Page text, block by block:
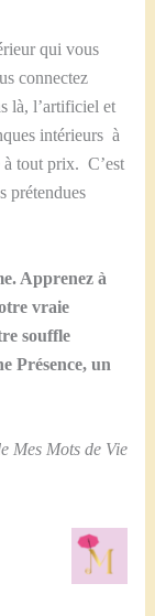
qui vous
connectez
là, l’artificiel et
intérieurs à
à tout prix. C’est
prétendues
Apprenez à
vraie
souffle
Présence, un
Mes Mots de Vie